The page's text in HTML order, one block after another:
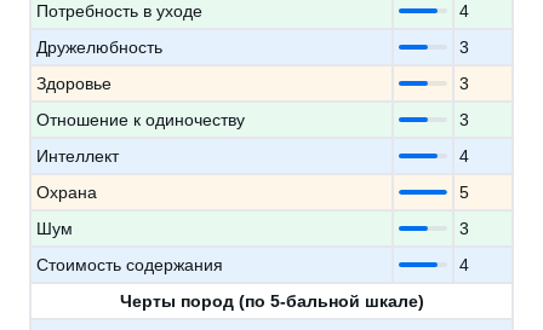
Потребность в уходе
4
Дружелюбность
3
Здоровье
3
Отношение к одиночеству
3
Интеллект
4
Охрана
5
Шум
3
Стоимость содержания
4
Черты пород (по 5-бальной шкале)